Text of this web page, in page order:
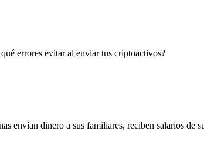
errores evitar al enviar tus criptoactivos?
envían dinero a sus familiares, reciben salarios de